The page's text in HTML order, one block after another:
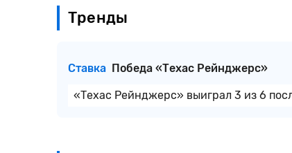
Тренды
Ставка Победа «Техас Рейнджерс»
«Техас Рейнджерс» выиграл 3 из 6